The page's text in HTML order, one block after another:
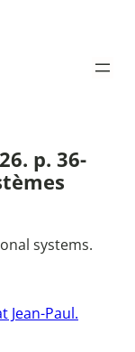
p. 36-
systems.
Jean-Paul.